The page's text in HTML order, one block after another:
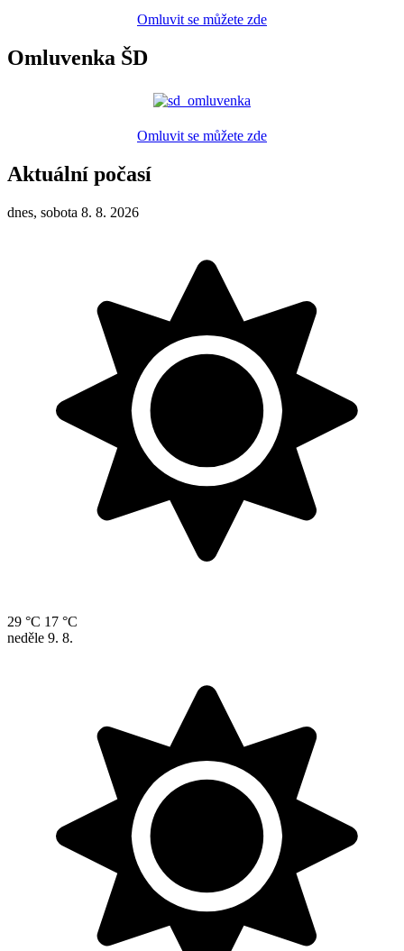
Omluvit se můžete zde
Omluvenka ŠD
Omluvit se můžete zde
Aktuální počasí
dnes, sobota 8. 8. 2026
29 °C 17 °C
neděle 9. 8.